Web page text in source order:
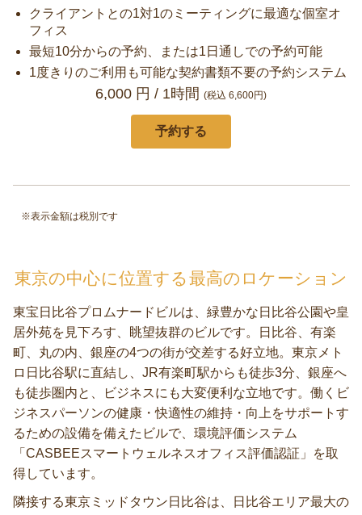
クライアントとの1対1のミーティングに最適な個室オ
フィス
最短10分からの予約、または1日通しでの予約可能
1度きりのご利用も可能な契約書類不要の予約システム
6,000 円 / 1時間 (税込 6,600円)
予約する
※表示金額は税別です
東京の中心に位置する最高のロケーション
東宝日比谷プロムナードビルは、緑豊かな日比谷公園や皇
居外苑を見下ろす、眺望抜群のビルです。日比谷、有楽
町、丸の内、銀座の4つの街が交差する好立地。東京メト
ロ日比谷駅に直結し、JR有楽町駅からも徒歩3分、銀座へ
も徒歩圏内と、ビジネスにも大変便利な立地です。働くビ
ジネスパーソンの健康・快適性の維持・向上をサポートす
るための設備を備えたビルで、環境評価システム
「CASBEEスマートウェルネスオフィス評価認証」を取
得しています。
隣接する東京ミッドタウン日比谷は、日比谷エリア最大の